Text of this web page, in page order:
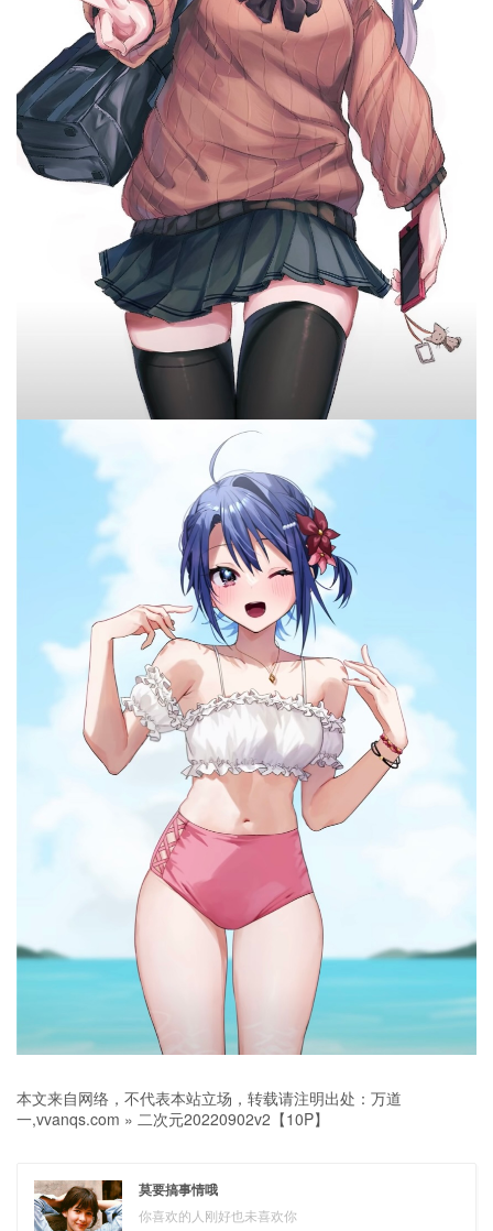
本文来自网络，不代表本站立场，转载请注明出处： 万道
一,vvanqs.com » 二次元20220902v2【10P】
莫要搞事情哦
你喜欢的人刚好也未喜欢你